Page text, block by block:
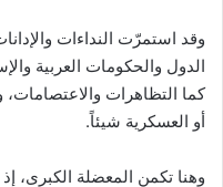
وقد استمرّت النداءات
الدول والحكومات العربية
كما التظاهرات
أو العسكرية شيئاً.
وهنا تكمن المعضلة الكبرى،